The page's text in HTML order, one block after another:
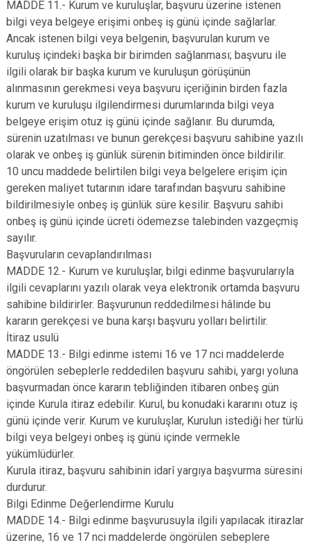
MADDE 11.- Kurum ve kuruluşlar, başvuru üzerine istenen
bilgi veya belgeye erişimi onbeş iş günü içinde sağlarlar.
Ancak istenen bilgi veya belgenin, başvurulan kurum ve
kuruluş içindeki başka bir birimden sağlanması; başvuru ile
ilgili olarak bir başka kurum ve kuruluşun görüşünün
alınmasının gerekmesi veya başvuru içeriğinin birden fazla
kurum ve kuruluşu ilgilendirmesi durumlarında bilgi veya
belgeye erişim otuz iş günü içinde sağlanır. Bu durumda,
sürenin uzatılması ve bunun gerekçesi başvuru sahibine yazılı
olarak ve onbeş iş günlük sürenin bitiminden önce bildirilir.
10 uncu maddede belirtilen bilgi veya belgelere erişim için
gereken maliyet tutarının idare tarafından başvuru sahibine
bildirilmesiyle onbeş iş günlük süre kesilir. Başvuru sahibi
onbeş iş günü içinde ücreti ödemezse talebinden vazgeçmiş
sayılır.
Başvuruların cevaplandırılması
MADDE 12.- Kurum ve kuruluşlar, bilgi edinme başvurularıyla
ilgili cevaplarını yazılı olarak veya elektronik ortamda başvuru
sahibine bildirirler. Başvurunun reddedilmesi hâlinde bu
kararın gerekçesi ve buna karşı başvuru yolları belirtilir.
İtiraz usulü
MADDE 13.- Bilgi edinme istemi 16 ve 17 nci maddelerde
öngörülen sebeplerle reddedilen başvuru sahibi, yargı yoluna
başvurmadan önce kararın tebliğinden itibaren onbeş gün
içinde Kurula itiraz edebilir. Kurul, bu konudaki kararını otuz iş
günü içinde verir. Kurum ve kuruluşlar, Kurulun istediği her türlü
bilgi veya belgeyi onbeş iş günü içinde vermekle
yükümlüdürler.
Kurula itiraz, başvuru sahibinin idarî yargıya başvurma süresini
durdurur.
Bilgi Edinme Değerlendirme Kurulu
MADDE 14.- Bilgi edinme başvurusuyla ilgili yapılacak itirazlar
üzerine, 16 ve 17 nci maddelerde öngörülen sebeplere